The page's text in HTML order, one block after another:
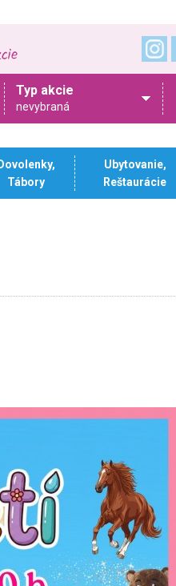
Typ akcie
nevybraná
Dovolenky,
Tábory
Ubytovanie,
Reštaurácie